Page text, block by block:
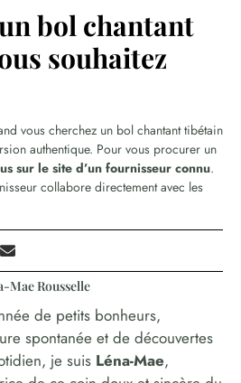
bol chantant
souhaitez
vous cherchez un bol chantant tibétain
authentique. Pour vous procurer un
sur le site d’un fournisseur connu.
collabore directement avec les
Mae Rousselle
de petits bonheurs,
spontanée et de découvertes
je suis Léna-Mae,